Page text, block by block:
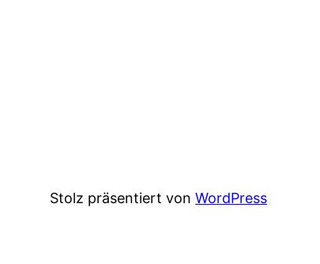
Stolz präsentiert vonWordPress